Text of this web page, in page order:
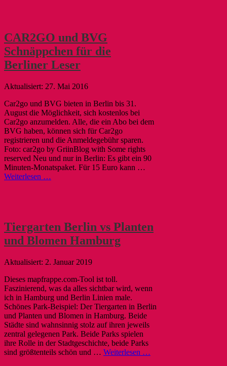
CAR2GO und BVG
Schnäppchen für die
Berliner Leser
27. Mai 2016
Car2go und BVG bieten in Berlin bis 31.
August die Möglichkeit, sich kostenlos bei
Car2go anzumelden. Alle, die ein Abo bei dem
BVG haben, können sich für Car2go
registrieren und die Anmeldegebühr sparen.
Foto: car2go by GriinBlog with Some rights
reserved Neu und nur in Berlin: Es gibt ein 90
Minuten-Monatspaket. Für 15 Euro kann …
Weiterlesen …
Tiergarten Berlin vs Planten
und Blomen Hamburg
2. Januar 2019
Dieses mapfrappe.com-Tool ist toll.
Faszinierend, was da alles sichtbar wird, wenn
ich in Hamburg und Berlin Linien male.
Schönes Park-Beispiel: Der Tiergarten in Berlin
und Planten und Blomen in Hamburg. Beide
Städte sind wahnsinnig stolz auf ihren jeweils
zentral gelegenen Park. Beide Parks spielen
ihre Rolle in der Stadtgeschichte, beide Parks
sind größtenteils schön und … Weiterlesen …